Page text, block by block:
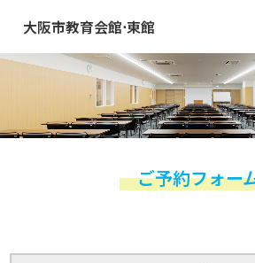
大阪市教育会館⋅東館
ご予約フォー